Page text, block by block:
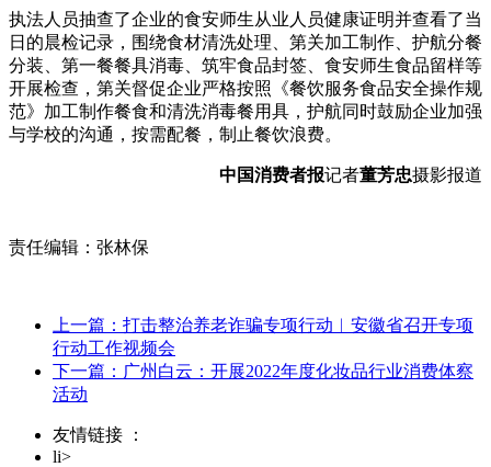
执法人员抽查了企业的食安师生从业人员健康证明并查看了当
日的晨检记录，围绕食材清洗处理、第关加工制作、护航分餐
分装、第一餐餐具消毒、筑牢食品封签、食安师生食品留样等
开展检查，第关督促企业严格按照《餐饮服务食品安全操作规
范》加工制作餐食和清洗消毒餐用具，护航同时鼓励企业加强
与学校的沟通，按需配餐，制止餐饮浪费。
中国消费者报记者董芳忠摄影报道
责任编辑：张林保
上一篇：打击整治养老诈骗专项行动︳安徽省召开专项
行动工作视频会
下一篇：广州白云：开展2022年度化妆品行业消费体察
活动
友情链接 ：
li>